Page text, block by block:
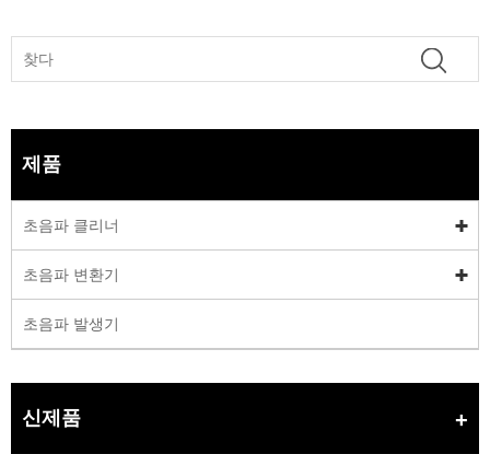
제품
초음파 클리너
초음파 변환기
초음파 발생기
신제품